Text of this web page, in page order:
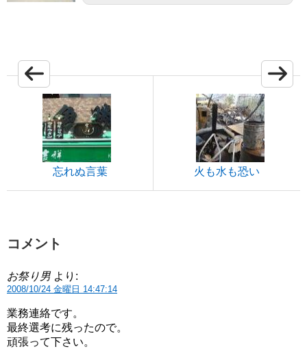
忘れぬ言葉 火も水も恐い
コメント
お祭り男 より:
2008/10/24 金曜日 14:47:14
業務連絡です。
最終選考に残ったので。
頑張って下さい。